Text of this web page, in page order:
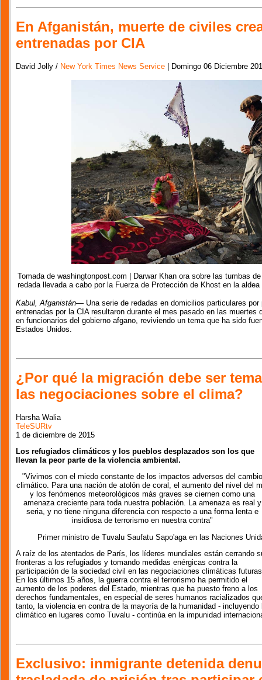
En Afganistán, muerte de civiles
entrenadas por CIA
David Jolly / New York Times News Service | Domingo 06 Diciembre
Tomada de washingtonpost.com | Darwar Khan ora sobre las tumbas
redada llevada a cabo por la Fuerza de Protección de Khost en la
Kabul, Afganistán— Una serie de redadas en domicilios particulares
entrenadas por la CIA resultaron durante el mes pasado en las
en funcionarios del gobierno afgano, reviviendo un tema que ha sido
Estados Unidos.
¿Por qué la migración debe ser
las negociaciones sobre el clima?
Harsha Walia
TeleSURtv
1 de diciembre de 2015
Los refugiados climáticos y los pueblos desplazados son los que
llevan la peor parte de la violencia ambiental.
"Vivimos con el miedo constante de los impactos adversos del cambio
climático. Para una nación de atolón de coral, el aumento del nivel del
y los fenómenos meteorológicos más graves se ciernen como una
amenaza creciente para toda nuestra población. La amenaza es real y
seria, y no tiene ninguna diferencia con respecto a una forma lenta e
insidiosa de terrorismo en nuestra contra"
Primer ministro de Tuvalu Saufatu Sapo'aga en las Naciones
A raíz de los atentados de París, los líderes mundiales están cerrando
fronteras a los refugiados y tomando medidas enérgicas contra la
participación de la sociedad civil en las negociaciones climáticas
En los últimos 15 años, la guerra contra el terrorismo ha permitido el
aumento de los poderes del Estado, mientras que ha puesto freno a los
derechos fundamentales, en especial de seres humanos racializados
tanto, la violencia en contra de la mayoría de la humanidad -
climático en lugares como Tuvalu - continúa en la impunidad
Exclusivo: inmigrante detenida